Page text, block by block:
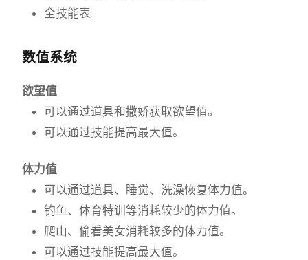
全技能表
数值系统
欲望值
可以通过道具和撒娇获取欲望值。
可以通过技能提高最大值。
体力值
可以通过道具、睡觉、洗澡恢复体力值。
钓鱼、体育特训等消耗较少的体力值。
爬山、偷看美女消耗较多的体力值。
可以通过技能提高最大值。